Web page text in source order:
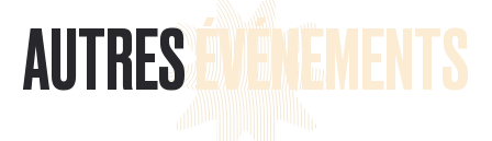
AUTRESÉVÉNEMENTS